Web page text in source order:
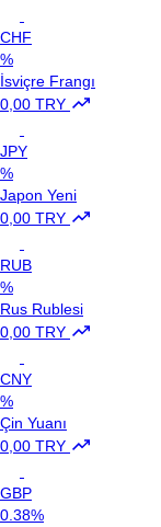
CHF
%
İsviçre Frangı
0,00 TRY
JPY
%
Japon Yeni
0,00 TRY
RUB
%
Rus Rublesi
0,00 TRY
CNY
%
Çin Yuanı
0,00 TRY
GBP
0.38%